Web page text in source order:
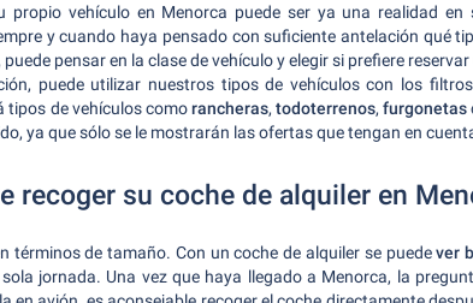
propio vehículo en Menorca puede ser ya una realidad
y cuando haya pensado con suficiente antelación qué
pensar en la clase de vehículo y elegir si prefiere reservar
puede utilizar nuestros tipos de vehículos con los
tipos de vehículos comorancheras,todoterrenos,furgonetas
ya que sólo se le mostrarán las ofertas que tengan en
recoger su coche de alquiler en
términos de tamaño. Con un coche de alquiler se puedever
jornada. Una vez que haya llegado a Menorca, la